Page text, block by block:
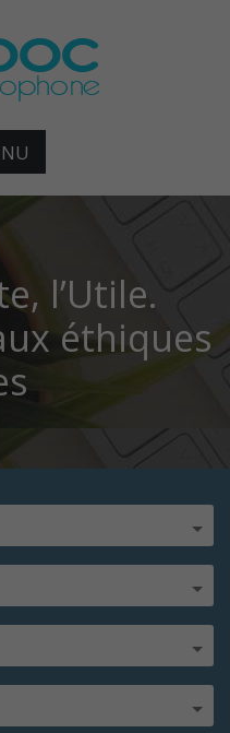
l’Utile.
éthiques